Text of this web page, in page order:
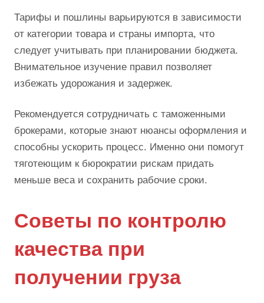
Тарифы и пошлины варьируются в зависимости
от категории товара и страны импорта, что
следует учитывать при планировании бюджета.
Внимательное изучение правил позволяет
избежать удорожания и задержек.
Рекомендуется сотрудничать с таможенными
брокерами, которые знают нюансы оформления и
способны ускорить процесс. Именно они помогут
тяготеющим к бюрократии рискам придать
меньше веса и сохранить рабочие сроки.
Советы по контролю
качества при
получении груза